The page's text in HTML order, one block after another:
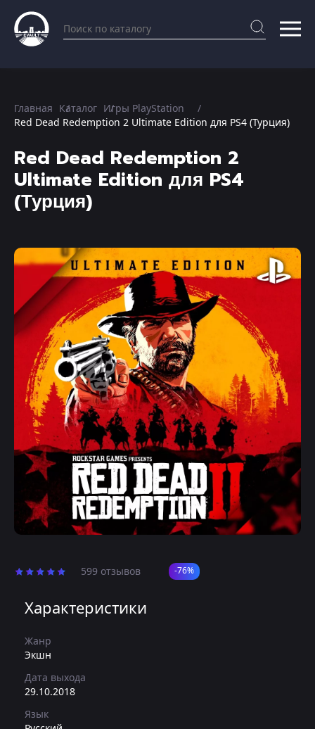
Главная Каталог Игры PlayStation
Red Dead Redemption 2 Ultimate Edition для PS4 (Турция)
Red Dead Redemption 2
Ultimate Edition для PS4
(Турция)
599 отзывов -76%
Характеристики
Жанр
Экшн
Дата выхода
29.10.2018
Язык